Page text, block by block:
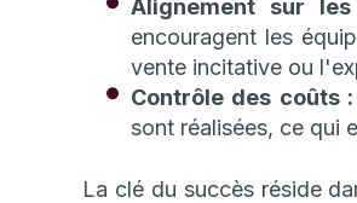
Alignement sur
encouragent les
vente incitative ou
Contrôle des coûts :
sont réalisées, ce qui
La clé du succès réside